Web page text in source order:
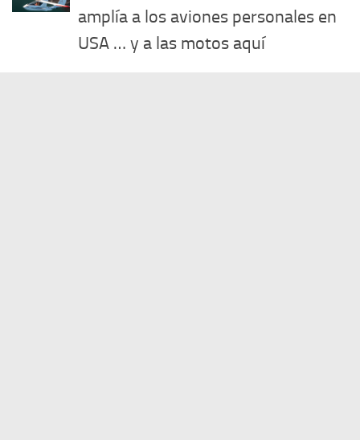
amplía a los aviones personales en
USA … y a las motos aquí